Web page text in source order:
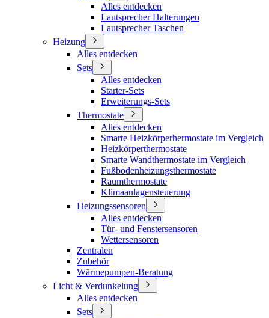
Alles entdecken
Lautsprecher Halterungen
Lautsprecher Taschen
Heizung
Alles entdecken
Sets
Alles entdecken
Starter-Sets
Erweiterungs-Sets
Thermostate
Alles entdecken
Smarte Heizkörperhermostate im Vergleich
Heizkörperthermostate
Smarte Wandthermostate im Vergleich
Fußbodenheizungsthermostate
Raumthermostate
Klimaanlagensteuerung
Heizungssensoren
Alles entdecken
Tür- und Fenstersensoren
Wettersensoren
Zentralen
Zubehör
Wärmepumpen-Beratung
Licht & Verdunkelung
Alles entdecken
Sets